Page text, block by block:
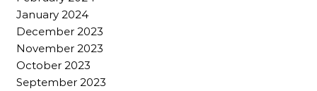
January 2024
December 2023
November 2023
October 2023
September 2023